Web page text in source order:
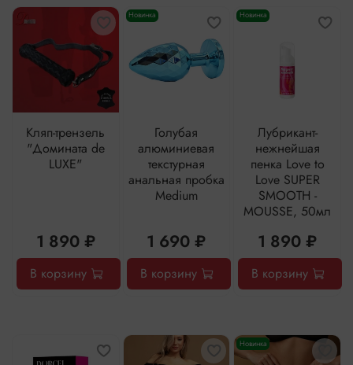
Кляп-трензель
"Домината de
LUXE"
1 890 ₽
В корзину
Новинка
Голубая
алюминиевая
текстурная
анальная пробка
Medium
1 690 ₽
В корзину
Новинка
Лубрикант-
нежнейшая
пенка Love to
Love SUPER
SMOOTH -
MOUSSE, 50мл
1 890 ₽
В корзину
Новинка